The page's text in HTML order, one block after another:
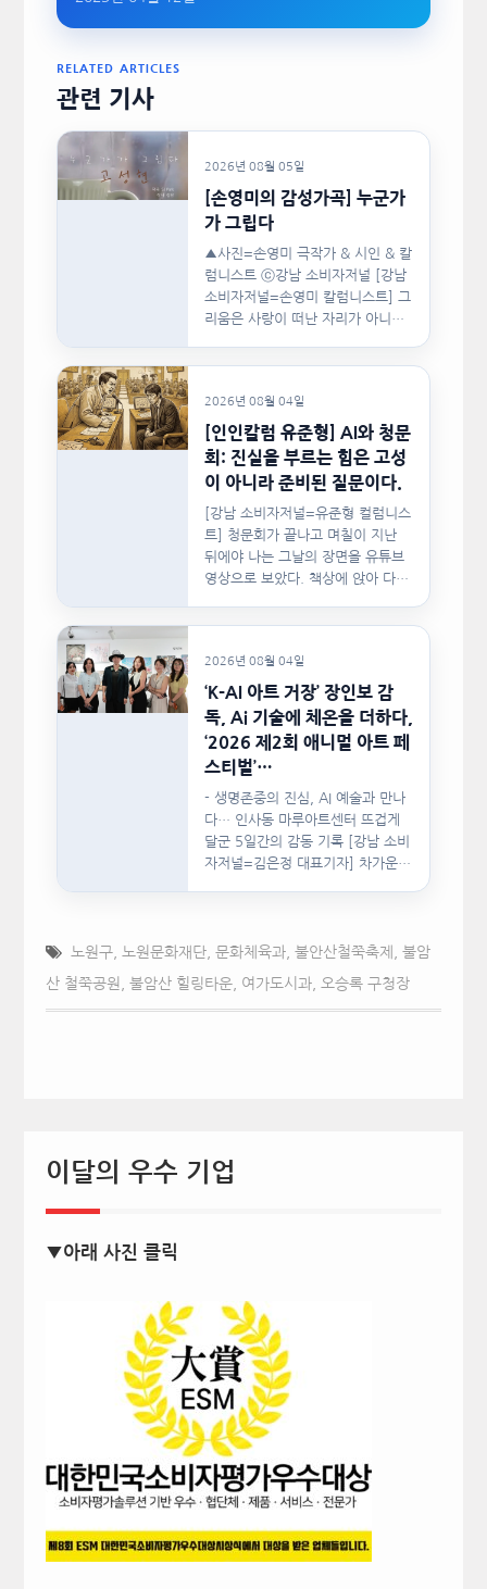
RELATED ARTICLES
관련 기사
2026년 08월 05일
[손영미의 감성가곡] 누군가
가 그립다
▲사진=손영미 극작가 & 시인 & 칼
럼니스트 ⓒ강남 소비자저널 [강남
소비자저널=손영미 칼럼니스트] 그
리움은 사랑이 떠난 자리가 아니라,
2026년 08월 04일
[인인칼럼 유준형] AI와 청문
회: 진실을 부르는 힘은 고성
이 아니라 준비된 질문이다.
[강남 소비자저널=유준형 컬럼니스
트] 청문회가 끝나고 며칠이 지난
뒤에야 나는 그날의 장면을 유튜브
영상으로 보았다. 책상에 앉아 다른
2026년 08월 04일
‘K-AI 아트 거장’ 장인보 감
독, Ai 기술에 체온을 더하다,
‘2026 제2회 애니멀 아트 페
스티벌’…
- 생명존중의 진심, AI 예술과 만나
다… 인사동 마루아트센터 뜨겁게
달군 5일간의 감동 기록 [강남 소비
자저널=김은정 대표기자] 차가운
노원구, 노원문화재단, 문화체육과, 불안산철쭉축제 불암
산 철쭉공원 불암산 힐링타운, 여가도시과, 오승록 구청장
이달의 우수 기업
▼아래 사진 클릭